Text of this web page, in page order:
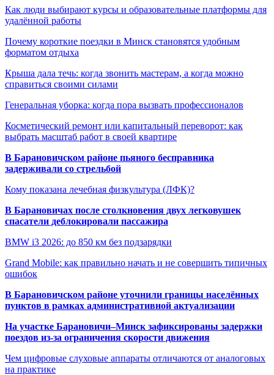
Как люди выбирают курсы и образовательные платформы для
удалённой работы
Почему короткие поездки в Минск становятся удобным
форматом отдыха
Крыша дала течь: когда звонить мастерам, а когда можно
справиться своими силами
Генеральная уборка: когда пора вызвать профессионалов
Косметический ремонт или капитальный переворот: как
выбрать масштаб работ в своей квартире
В Барановичском районе пьяного бесправника
задерживали со стрельбой
Кому показана лечебная физкультура (ЛФК)?
В Барановичах после столкновения двух легковушек
спасатели деблокировали пассажира
BMW i3 2026: до 850 км без подзарядки
Grand Mobile: как правильно начать и не совершить типичных
ошибок
В Барановичском районе уточнили границы населённых
пунктов в рамках административной актуализации
На участке Барановичи–Минск зафиксированы задержки
поездов из-за ограничения скорости движения
Чем цифровые слуховые аппараты отличаются от аналоговых
на практике